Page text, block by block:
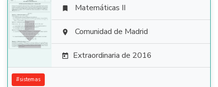

 Matemáticas II
 Comunidad de Madrid
 Extraordinaria de 2016
#sistemas